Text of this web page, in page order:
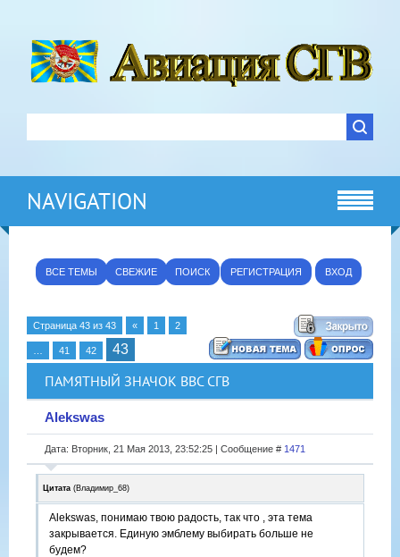
NAVIGATION
ВСЕ ТЕМЫ СВЕЖИЕ ПОИСК РЕГИСТРАЦИЯ ВХОД
Страница 43 из 43 « 1 2
41 42 43
ПАМЯТНЫЙ ЗНАЧОК ВВС СГВ
Alekswas
Дата: Вторник, 21 Мая 2013, 23:52:25 | Сообщение # 1471
Цитата (Владимир_68)
Alekswas, понимаю твою радость, так что , эта тема
закрывается. Единую эмблему выбирать больше не
будем?